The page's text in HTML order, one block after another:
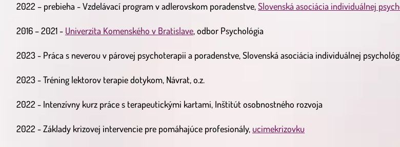
2022 – prebieha - Vzdelávací program v adlerovskom poradenstve,Slovenská asociácia individuálnej
2016 – 2021 - Univerzita Komenského v Bratislave, odbor Psychológia
2023 - Práca s neverou v párovej psychoterapii a poradenstve, Slovenská asociácia individuálnej
2023 - Tréning lektorov terapie dotykom, Návrat, o.z.
2022 - Intenzívny kurz práce s terapeutickými kartami, Inštitút osobnostného rozvoja
2022 - Základy krizovej intervencie pre pomáhajúce profesionály, ucimekrizovku